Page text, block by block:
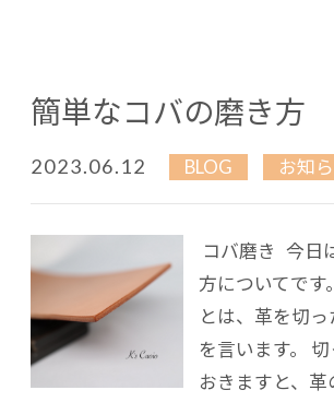
簡単なコバの磨き方
2023.06.12 BLOG お知
コバ磨き 今日
方についてです
とは、革を切
を言います。
おきますと、